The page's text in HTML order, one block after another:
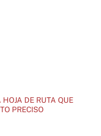
DE RUTA QUE
PRECISO